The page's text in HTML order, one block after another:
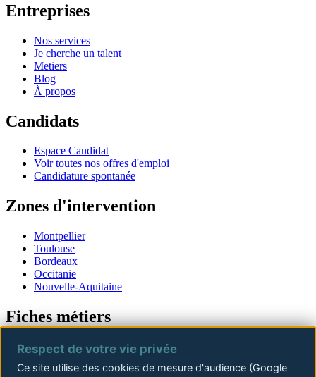
Entreprises
Nos services
Je cherche un talent
Metiers
Blog
À propos
Candidats
Espace Candidat
Voir toutes nos offres d'emploi
Candidature spontanée
Zones d'intervention
Montpellier
Toulouse
Bordeaux
Occitanie
Nouvelle-Aquitaine
Fiches métiers
Offres d'emploi
Offres Conducteur de travaux
Offres Chef de chantier
Respect de votre vie privée
Ce site utilise des cookies de mesure d'audience (Google